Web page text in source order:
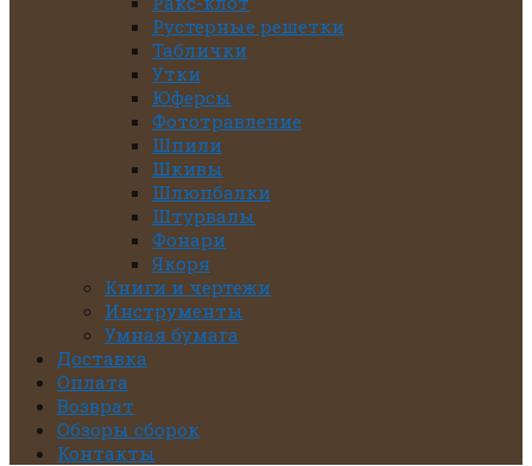
Рустерные решетки
Таблички
Утки
Юферсы
Фототравление
Шпили
Шкивы
Шлюпбалки
Штурвалы
Фонари
Якоря
Книги и чертежи
Инструменты
Умная бумага
Доставка
Оплата
Возврат
Обзоры сборок
Контакты